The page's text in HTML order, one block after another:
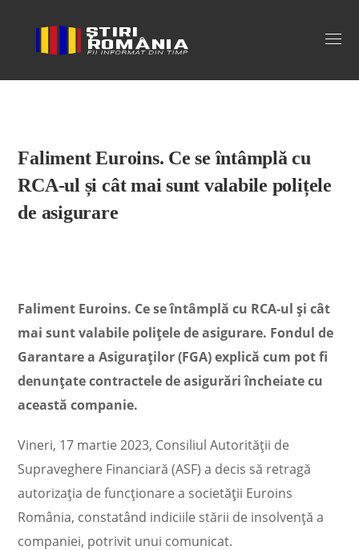
Stiri Romania
Faliment Euroins. Ce se întâmplă cu
RCA-ul și cât mai sunt valabile polițele
de asigurare
Faliment Euroins. Ce se întâmplă cu RCA-ul și cât
mai sunt valabile polițele de asigurare. Fondul de
Garantare a Asiguraților (FGA) explică cum pot fi
denunțate contractele de asigurări încheiate cu
această companie.
Vineri, 17 martie 2023, Consiliul Autorității de
Supraveghere Financiară (ASF) a decis să retragă
autorizația de funcționare a societății Euroins
România, constatând indiciile stării de insolvență a
companiei, potrivit unui comunicat.